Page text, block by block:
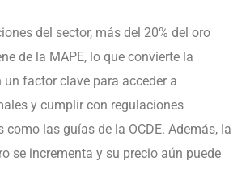
del sector, más del 20% del oro
de la MAPE, lo que convierte la
factor clave para acceder a
y cumplir con regulaciones
como las guías de la OCDE. Además, la
se incrementa y su precio aún puede